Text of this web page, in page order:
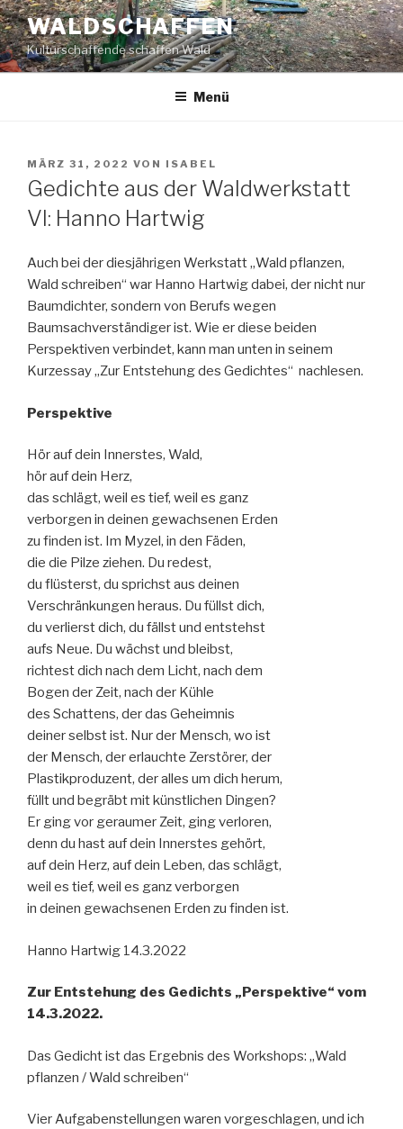
Zum
Inhalt
springen
WALDSCHAFFEN
Kulturschaffende schaffen Wald
Menü
VERÖFFENTLICHT
AM
MÄRZ 31, 2022 VON ISABEL
Gedichte aus der Waldwerkstatt
VI: Hanno Hartwig
Auch bei der diesjährigen Werkstatt „Wald pflanzen,
Wald schreiben“ war Hanno Hartwig dabei, der nicht nur
Baumdichter, sondern von Berufs wegen
Baumsachverständiger ist. Wie er diese beiden
Perspektiven verbindet, kann man unten in seinem
Kurzessay „Zur Entstehung des Gedichtes“ nachlesen.
Perspektive
Hör auf dein Innerstes, Wald,
hör auf dein Herz,
das schlägt, weil es tief, weil es ganz
verborgen in deinen gewachsenen Erden
zu finden ist. Im Myzel, in den Fäden,
die die Pilze ziehen. Du redest,
du flüsterst, du sprichst aus deinen
Verschränkungen heraus. Du füllst dich,
du verlierst dich, du fällst und entstehst
aufs Neue. Du wächst und bleibst,
richtest dich nach dem Licht, nach dem
Bogen der Zeit, nach der Kühle
des Schattens, der das Geheimnis
deiner selbst ist. Nur der Mensch, wo ist
der Mensch, der erlauchte Zerstörer, der
Plastikproduzent, der alles um dich herum,
füllt und begräbt mit künstlichen Dingen?
Er ging vor geraumer Zeit, ging verloren,
denn du hast auf dein Innerstes gehört,
auf dein Herz, auf dein Leben, das schlägt,
weil es tief, weil es ganz verborgen
in deinen gewachsenen Erden zu finden ist.
Hanno Hartwig 14.3.2022
Zur Entstehung des Gedichts „Perspektive“ vom
14.3.2022.
Das Gedicht ist das Ergebnis des Workshops: „Wald
pflanzen / Wald schreiben“
Vier Aufgabenstellungen waren vorgeschlagen, und ich